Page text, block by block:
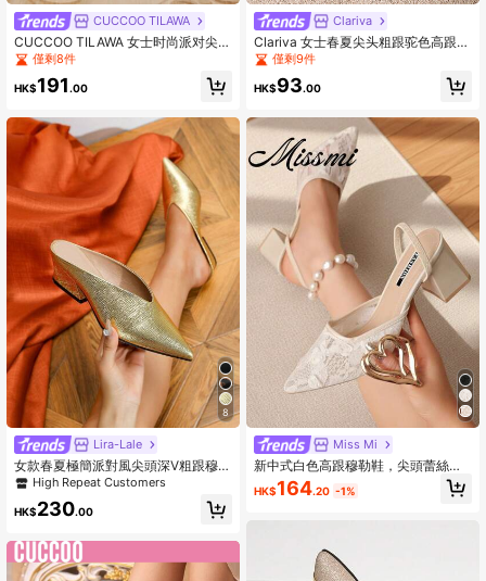
CUCCOO TILAWA
CUCCOO TILAWA 女士时尚派对尖头
细高跟水钻高跟鞋
僅剩8件
HK$191.00
8
Lira-Lale
女款春夏極簡派對風尖頭深V粗跟穆勒
涼鞋，休閒時尚優雅舒適，適合通勤
聚會宴會，亮金金屬質感高跟鞋，性
感露背不對稱鞋跟
High Repeat Customers
HK$230.00
Clariva
Clariva 女士春夏尖头粗跟驼色高跟凉
鞋，舒适鞋底，打造经典OL造型，圣
僅剩9件
HK$93.00
Miss Mi
新中式白色高跟穆勒鞋，尖頭蕾絲刺
繡套腳涼鞋女款，優雅，派對穿搭，
粗跟，夏季鞋
HK$164.20 -1%